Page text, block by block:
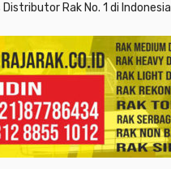
Rak No. 1 di Indonesia